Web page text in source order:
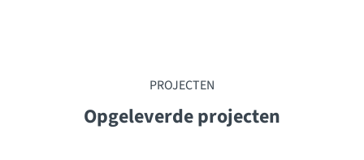
PROJECTEN
Opgeleverde projecten